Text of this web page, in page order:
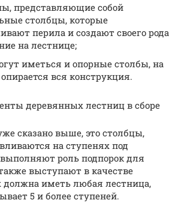
представляющие собой
столбцы, которые
перила и создают своего рода
на лестнице;
иметься и опорные столбы, на
вся конструкция.
деревянных лестниц в сборе
сказано выше, это столбцы,
на ступенях под
роль подпорок для
выступают в качестве
должна иметь любая лестница,
5 и более ступеней.